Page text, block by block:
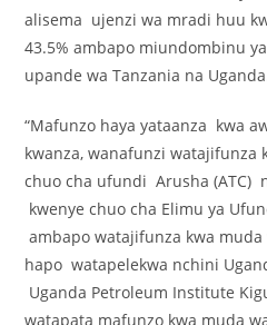
alisema ujenzi wa mradi huu
43.5% ambapo miundombinu
upande wa Tanzania na
“Mafunzo haya yataanza kwa
kwanza, wanafunzi
chuo cha ufundi Arusha (ATC)
kwenye chuo cha Elimu ya
ambapo watajifunza kwa
hapo watapelekwa nchini
Uganda Petroleum Institute
watapata mafunzo kwa muda